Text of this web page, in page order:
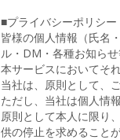
■プライバシーポリシー
皆様の個人情報（氏名
ル・DM・各種お知ら
本サービスにおいてそ
当社は、原則として、
ただし、当社は個人情
原則として本人に限り
供の停止を求めること